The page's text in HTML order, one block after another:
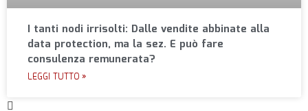
I tanti nodi irrisolti: Dalle vendite abbinate alla
data protection, ma la sez. E può fare
consulenza remunerata?
LEGGI TUTTO »